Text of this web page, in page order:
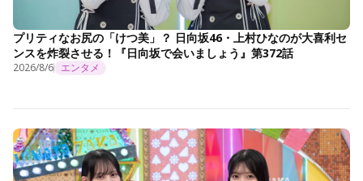
プリティなお尻の「けつ美」？ 日向坂46・上村ひなのが大喜利セ
ンスを炸裂させる！『日向坂で会いましょう』第372話
2026/8/6 エンタメ